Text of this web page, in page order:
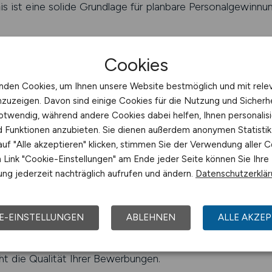
ist eine solide Grundlage für planbare
moderne Bewerbererwartungen
erfolgen mobil. Deshalb ist
automatisch an die jeweiligen Endgeräte angepasst
intuitiv, die Ladezeiten kurz, der
Bewerbung – auch in anspruchsvollen
durch strukturierte Inhalte
richtige Sprache für die richtige Zielgruppe zu finden.
branchenspezifische Aussagen, die Ihre
was sie erwartet – und wie sie sich bewerben
die Qualität Ihrer Bewerbungen.
Cookies
Cookies, um Ihnen unsere Website bestmöglich und mit
Davon sind einige Cookies für die Nutzung und
während andere Cookies dabei helfen, Ihnen
Funktionen anzubieten. Sie dienen außerdem anonymen
"Alle akzeptieren" klicken, stimmen Sie der Verwendung aller
"Cookie-Einstellungen" am Ende jeder Seite können Sie Ihre
jederzeit nachträglich aufrufen und ändern.
EINSTELLUNGEN ABLEHNEN ALLE